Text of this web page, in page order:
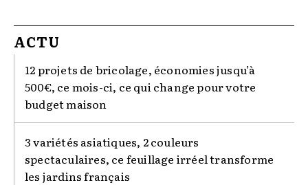
ACTU
12 projets de bricolage, économies jusqu’à
500€, ce mois-ci, ce qui change pour votre
budget maison
3 variétés asiatiques, 2 couleurs
spectaculaires, ce feuillage irréel transforme
les jardins français